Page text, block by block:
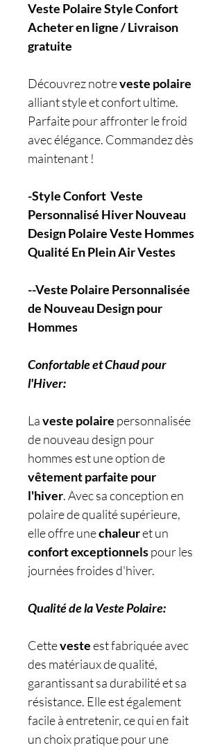
Veste Polaire Style Confort
Acheter en ligne / Livraison
gratuite
Découvrez notreveste polaire
alliant style et confort ultime.
Parfaite pour affronter le froid
avec élégance. Commandez dès
maintenant !
-Style Confort Veste
Personnalisé Hiver Nouveau
Design Polaire Veste Hommes
Qualité En Plein Air Vestes
--Veste Polaire Personnalisée
de Nouveau Design pour
Hommes
Confortable et Chaud pour
l'Hiver:
Laveste polaire personnalisée
de nouveau design pour
hommes est une option de
vêtement parfaite pour
l'hiver. Avec sa conception en
polaire de qualité supérieure,
elle offre unechaleuret un
confort exceptionnelspour les
journées froides d'hiver.
Qualité de la Veste Polaire:
Cettevesteest fabriquée avec
des matériaux de qualité,
garantissant sa durabilité et sa
résistance. Elle est également
facile à entretenir, ce qui en fait
un choix pratique pour une